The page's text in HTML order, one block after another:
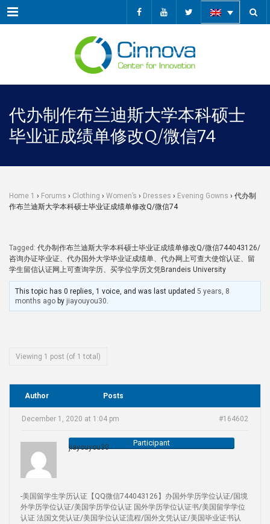
Menu
代办制作布兰迪斯大学本科硕士
毕业证成绩单修改Q/微信74
Home 1 › Forums › Clothing › Women’s › Dresses › Evening Gowns › 代办制
作布兰迪斯大学本科硕士毕业证成绩单修改Q/微信74
Tagged: 代办制作布兰迪斯大学本科硕士毕业证成绩单修改Q/微信744043126/
咨询办证毕业证、代办国外大学毕业证成绩单、代办网上可查大使馆认证、留
学生留信认证网上可查询学历、买学位学历文凭Brandeis University
This topic has 0 replies, 1 voice, and was last updated5 years, 8
months ago by jiayouyou30.
Viewing 1 post (of 1 total)
Author Posts
December 1, 2020 at 1:04 pm #164602
jiayouyou30 Participant
-美国留学生学历认证【QQ微信744043126】办国外学历学位认证/国境
外学历学位认证/美国学历学位认证 国外学历学位认证书/美国留学学位
认证 法国文凭认证/美国学位认证流程/国外文凭认证/美国毕业证书认